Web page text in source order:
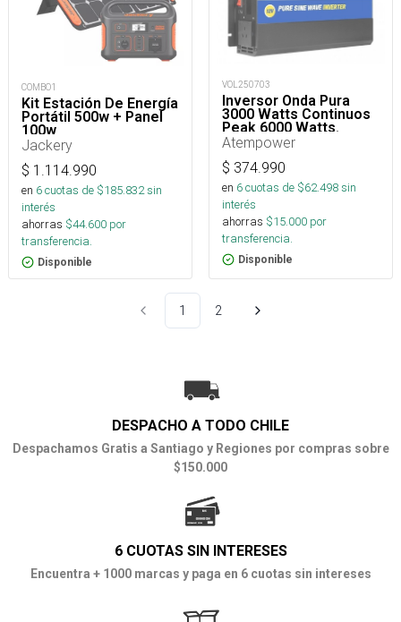
COMBO1
Kit Estación De Energía
Portátil 500w + Panel
100w
Jackery
$ 1.114.990
en 6cuotas de $185.832sin
interés
ahorras $44.600 por
transferencia.
Disponible
VOL250703
Inversor Onda Pura
3000 Watts Continuos
Peak 6000 Watts.
Atempower
$ 374.990
en 6cuotas de $62.498sin
interés
ahorras $15.000 por
transferencia.
Disponible
1 2
DESPACHO A TODO CHILE
Despachamos Gratis a Santiago y Regiones por compras sobre
$150.000
6 CUOTAS SIN INTERESES
Encuentra + 1000 marcas y paga en 6 cuotas sin intereses